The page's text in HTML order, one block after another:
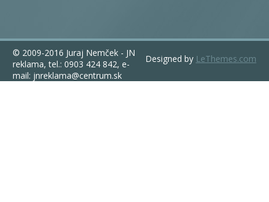
Designed by LeThemes.com
© 2009-2016 Juraj Nemček - JN
reklama, tel.: 0903 424 842, e-
mail: jnreklama@centrum.sk